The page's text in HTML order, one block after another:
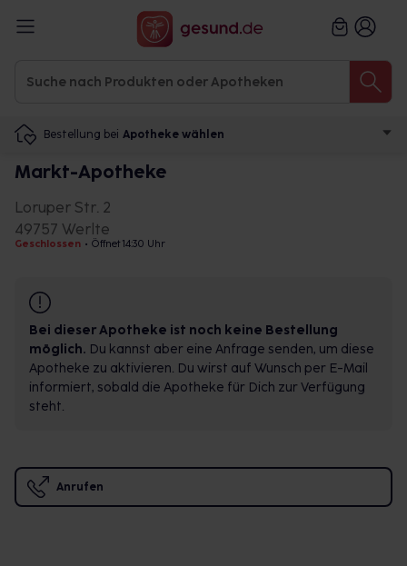
Bestellung bei Apotheke wählen
Markt-Apotheke
Loruper Str. 2
49757 Werlte
Geschlossen • Öffnet 14:30 Uhr
Bei dieser Apotheke ist noch keine Bestellung
möglich. Du kannst aber eine Anfrage senden, um diese
Apotheke zu aktivieren. Du wirst auf Wunsch per E-Mail
informiert, sobald die Apotheke für Dich zur Verfügung
steht.
Anrufen